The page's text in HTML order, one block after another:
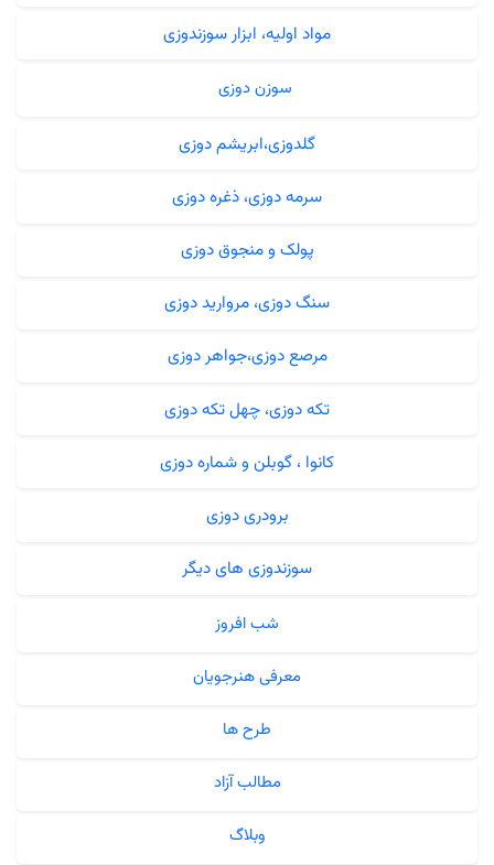
مواد اولیه، ابزار سوزندوزی
سوزن دوزی
گلدوزی،ابریشم دوزی
سرمه دوزی، ذغره دوزی
پولک و منجوق دوزی
سنگ دوزی، مروارید دوزی
مرصع دوزی،جواهر دوزی
تکه دوزی، چهل تکه دوزی
کانوا ، گوبلن و شماره دوزی
برودری دوزی
سوزندوزی های دیگر
شب افروز
معرفی هنرجویان
طرح ها
مطالب آزاد
وبلاگ